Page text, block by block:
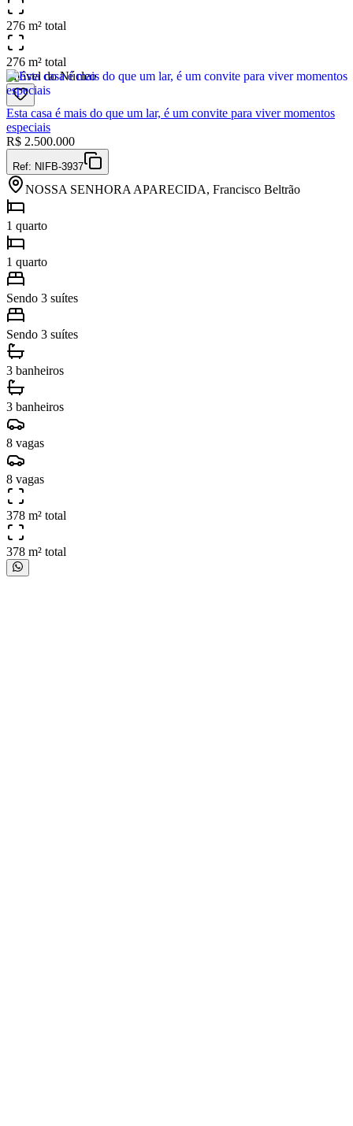
276 m² total
276 m² total
Imóvel do Núcleo
Esta casa é mais do que um lar, é um convite para viver momentos
especiais
R$ 2.500.000
Ref: NIFB-3937
NOSSA SENHORA APARECIDA, Francisco Beltrão
1 quarto
1 quarto
Sendo 3 suítes
Sendo 3 suítes
3 banheiros
3 banheiros
8 vagas
8 vagas
378 m² total
378 m² total